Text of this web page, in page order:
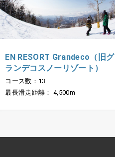
EN RESORT Grandeco（旧グ
ランデコスノーリゾート）
コース数：13
最長滑走距離： 4,500m